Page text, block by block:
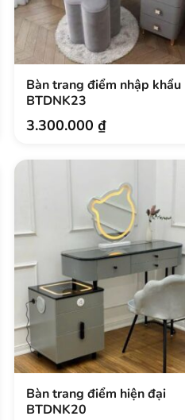
Bàn trang điểm nhập khẩu
BTDNK23
3.300.000 ₫
Bàn trang điểm hiện đại
BTDNK20